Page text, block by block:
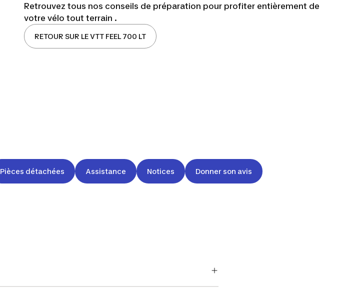
Retrouvez tous nos conseils de préparation pour profiter entièrement de
votre vélo tout terrain .
RETOUR SUR LE VTT FEEL 700 LT
Pièces détachées Assistance Notices Donner son avis